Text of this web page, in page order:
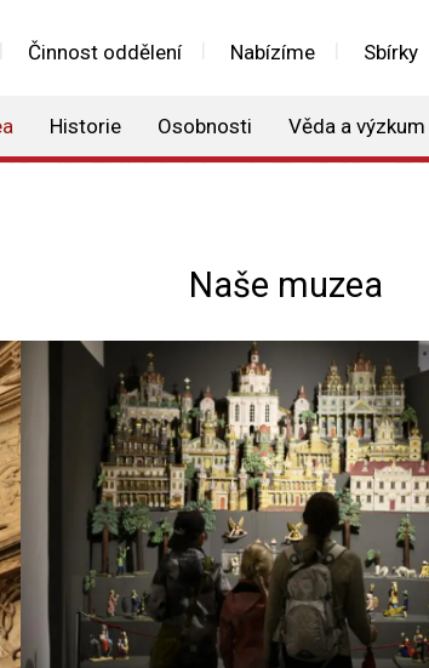
Činnost oddělení Nabízíme Sbírky
Historie Osobnosti Věda a výzkum
Naše muzea